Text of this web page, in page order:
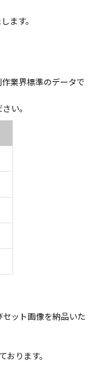
ます。
業界標準のデータで
い。
ット画像を納品いた
ります。